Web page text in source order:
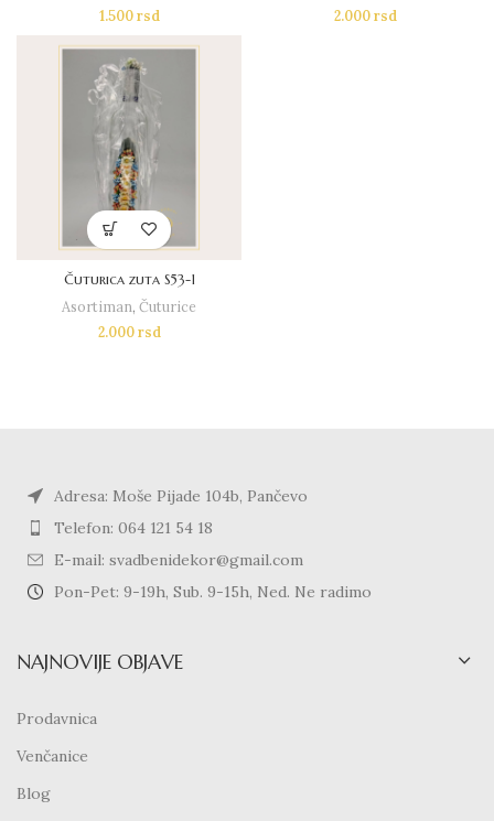
1.500rsd
2.000rsd
Čuturica zuta S53-1
Asortiman, Čuturice
2.000rsd
Adresa: Moše Pijade 104b, Pančevo
Telefon: 064 121 54 18
E-mail: svadbenidekor@gmail.com
Pon-Pet: 9-19h, Sub. 9-15h, Ned. Ne radimo
NAJNOVIJE OBJAVE
Prodavnica
Venčanice
Blog